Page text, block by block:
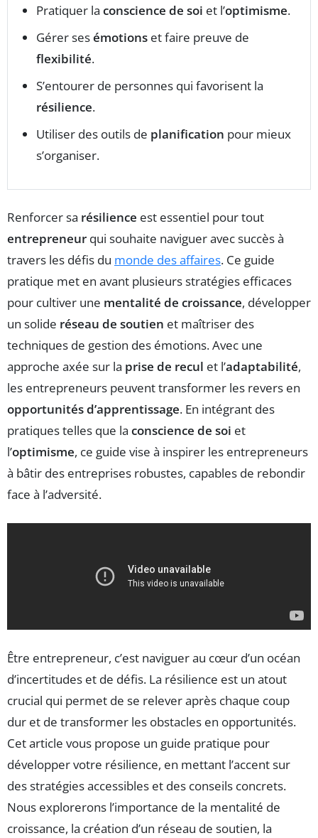
Pratiquer la conscience de soi et l’optimisme.
Gérer sesémotions et faire preuve de
flexibilité.
S’entourer de personnes qui favorisent la
résilience.
Utiliser des outils de planification pour mieux
s’organiser.
Renforcer sa résilience est essentiel pour tout
entrepreneur qui souhaite naviguer avec succès à
travers les défis du monde des affaires. Ce guide
pratique met en avant plusieurs stratégies efficaces
pour cultiver une mentalité de croissance, développer
un solide réseau de soutien et maîtriser des
techniques de gestion des émotions. Avec une
approche axée sur la prise de recul et l’adaptabilité,
les entrepreneurs peuvent transformer les revers en
opportunités d’apprentissage. En intégrant des
pratiques telles que la conscience de soi et
l’optimisme, ce guide vise à inspirer les entrepreneurs
à bâtir des entreprises robustes, capables de rebondir
face à l’adversité.
Être entrepreneur, c’est naviguer au cœur d’un océan
d’incertitudes et de défis. La résilience est un atout
crucial qui permet de se relever après chaque coup
dur et de transformer les obstacles en opportunités.
Cet article vous propose un guide pratique pour
développer votre résilience, en mettant l’accent sur
des stratégies accessibles et des conseils concrets.
Nous explorerons l’importance de la mentalité de
croissance, la création d’un réseau de soutien, la